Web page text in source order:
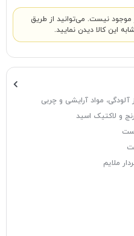
موجود نیست. می‌توانید از طریق
این کالا دیدن نمایید.
مواد آرایشی و چربی
و لاکتیک اسید
ملایم